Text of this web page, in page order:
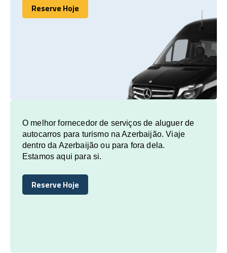
Reserve Hoje
Reserve Hoje
O melhor fornecedor de serviços de aluguer de
autocarros para turismo na Azerbaijão. Viaje
dentro da Azerbaijão ou para fora dela.
Estamos aqui para si.
Reserve Hoje
Reserve Hoje